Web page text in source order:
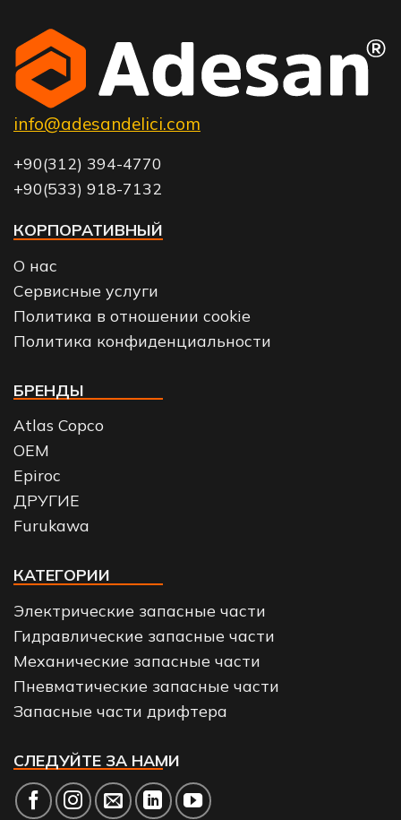
info@adesandelici.com
+90(312) 394-4770
+90(533) 918-7132
КОРПОРАТИВНЫЙ
О нас
Сервисные услуги
Политика в отношении cookie
Политика конфиденциальности
БРЕНДЫ
Atlas Copco
OEM
Epiroc
ДРУГИЕ
Furukawa
КАТЕГОРИИ
Электрические запасные части
Гидравлические запасные части
Механические запасные части
Пневматические запасные части
Запасные части дрифтера
СЛЕДУЙТЕ ЗА НАМИ